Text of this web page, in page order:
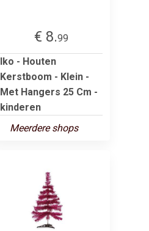
€ 8.99
Iko - Houten
Kerstboom - Klein -
Met Hangers 25 Cm -
kinderen
Meerdere shops